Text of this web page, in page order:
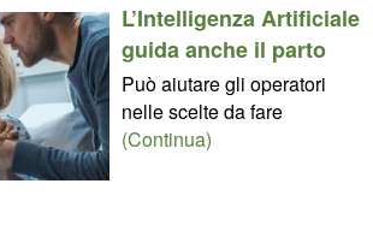
L’Intelligenza Artificiale
guida anche il parto
Può aiutare gli operatori
nelle scelte da fare
(Continua)